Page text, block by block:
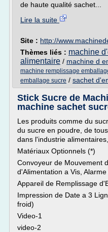
de haute qualité sachet...
Lire la suite
Site : http://
Thèmes liés : machine
alimentaire / machine d
machine remplissage
emballage sucre / sachet
Stick Sucre de
machine sachet
Les produits comme du
du sucre en poudre, de
dans l'industrie
Matériaux Optionnels (*)
Convoyeur de Mouvement
d'Alimentation a Vis,
Appareil de Remplissage
Impression de Date a 3
froid)
Video-1
video-2